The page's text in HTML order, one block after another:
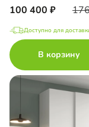
100 400
Доступно для
В корзину